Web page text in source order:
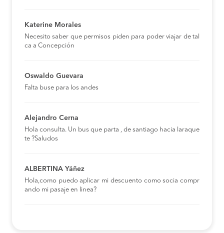
Katerine Morales
Necesito saber que permisos piden para poder viajar de tal
ca a Concepción
Oswaldo Guevara
Falta buse para los andes
Alejandro Cerna
Hola consulta. Un bus que parta , de santiago hacia laraque
te ?Saludos
ALBERTINA Yáñez
Hola,como puedo aplicar mi descuento como socia compr
ando mi pasaje en linea?